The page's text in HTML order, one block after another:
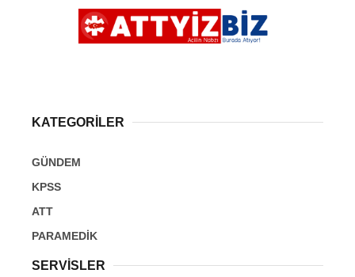
KATEGORİLER
GÜNDEM
KPSS
ATT
PARAMEDİK
SERVİSLER